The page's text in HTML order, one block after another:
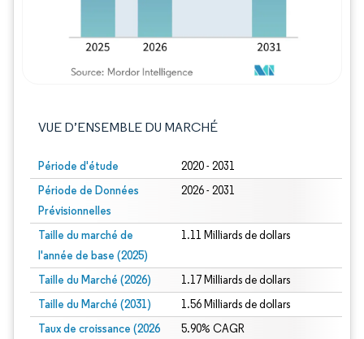
VUE D’ENSEMBLE DU MARCHÉ
Période d'étude 2020 - 2031
Période de Données
Prévisionnelles
2026 - 2031
Taille du marché de
l'année de base (2025)
1.11 Milliards de dollars
Taille du Marché (2026) 1.17 Milliards de dollars
Taille du Marché (2031) 1.56 Milliards de dollars
Taux de croissance (2026
5.90% CAGR